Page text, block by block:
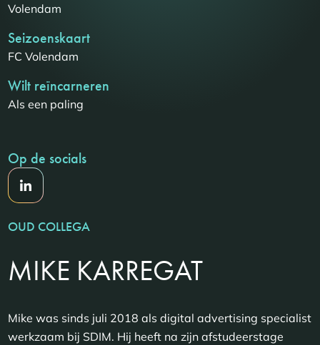
OUD COLLEGA
MIKE KARREGAT
Mike was sinds juli 2018 als digital advertising specialist
werkzaam bij SDIM. Hij heeft na zijn afstudeerstage
Volendam
Seizoenskaart
FC Volendam
Wilt reïncarneren
Als een paling
Op de socials